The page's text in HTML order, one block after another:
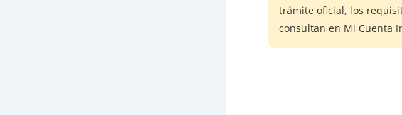
trámite oficial, los
consultan en Mi Cuenta